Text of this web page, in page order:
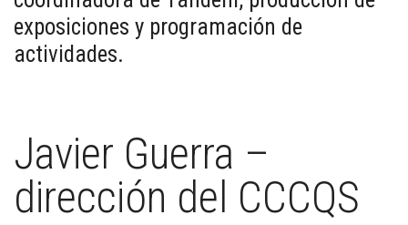
exposiciones y programación de
actividades.
Javier Guerra –
dirección del CCCQS